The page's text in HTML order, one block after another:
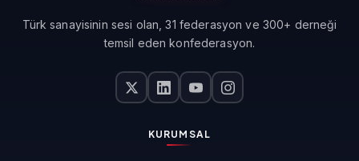
Türk sanayisinin sesi olan, 31 federasyon ve 300+ derneği
temsil eden konfederasyon.
KURUMSAL